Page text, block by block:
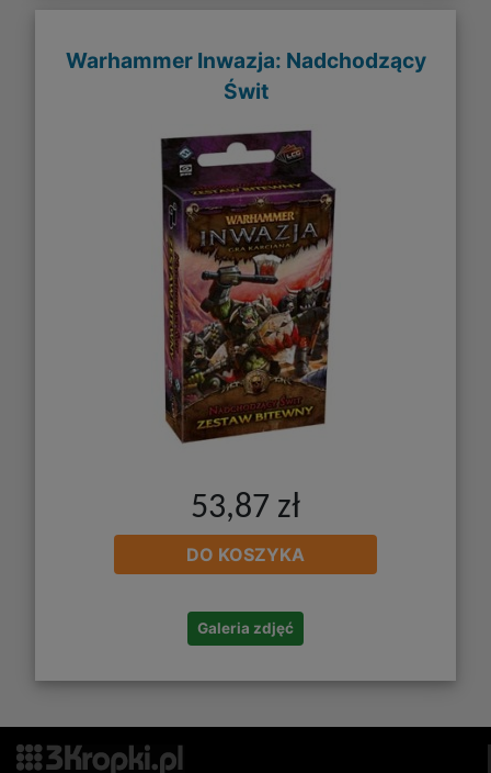
Warhammer Inwazja: Nadchodzący
Świt
53,87 zł
DO KOSZYKA
Galeria zdjęć